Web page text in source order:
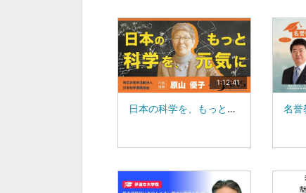
1:12:41
日本の科学を、もっと元気に！：特定非営利活動法人 日本科学振興協会 代表理事 原山 優子：東北大学 名誉教授 川添 良幸